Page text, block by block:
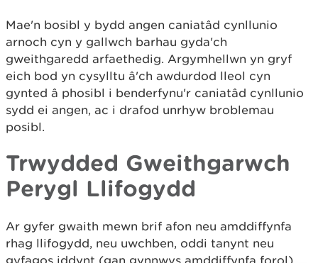
Mae'n bosibl y bydd angen caniatâd cynllunio
arnoch cyn y gallwch barhau gyda'ch
gweithgaredd arfaethedig. Argymhellwn yn gryf
eich bod yn cysylltu â'ch awdurdod lleol cyn
gynted â phosibl i benderfynu'r caniatâd cynllunio
sydd ei angen, ac i drafod unrhyw broblemau
posibl.
Trwydded Gweithgarwch
Perygl Llifogydd
Ar gyfer gwaith mewn brif afon neu amddiffynfa
rhag llifogydd, neu uwchben, oddi tanynt neu
gyfagos iddynt (gan gynnwys amddiffynfa forol),